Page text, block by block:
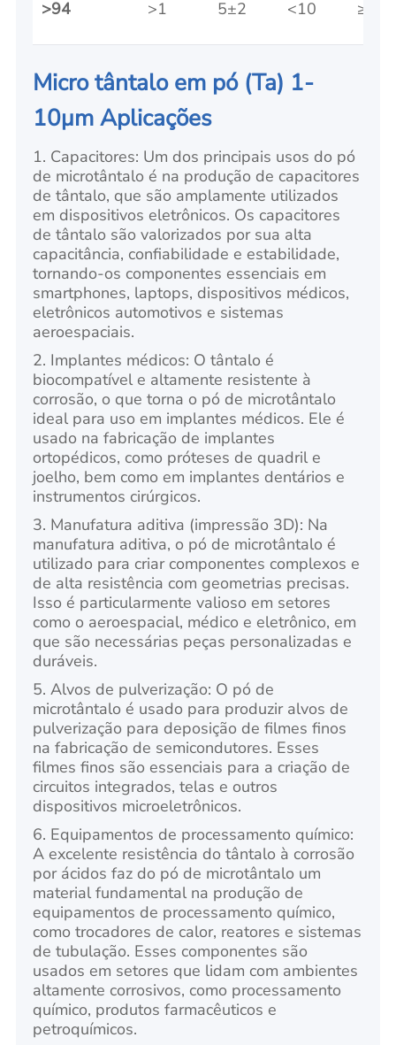
>94 >1 5±2 <10
Micro tântalo em pó (Ta) 1-
10μm Aplicações
1. Capacitores: Um dos principais usos do pó
de microtântalo é na produção de capacitores
de tântalo, que são amplamente utilizados
em dispositivos eletrônicos. Os capacitores
de tântalo são valorizados por sua alta
capacitância, confiabilidade e estabilidade,
tornando-os componentes essenciais em
smartphones, laptops, dispositivos médicos,
eletrônicos automotivos e sistemas
aeroespaciais.
2. Implantes médicos: O tântalo é
biocompatível e altamente resistente à
corrosão, o que torna o pó de microtântalo
ideal para uso em implantes médicos. Ele é
usado na fabricação de implantes
ortopédicos, como próteses de quadril e
joelho, bem como em implantes dentários e
instrumentos cirúrgicos.
3. Manufatura aditiva (impressão 3D): Na
manufatura aditiva, o pó de microtântalo é
utilizado para criar componentes complexos e
de alta resistência com geometrias precisas.
Isso é particularmente valioso em setores
como o aeroespacial, médico e eletrônico, em
que são necessárias peças personalizadas e
duráveis.
5. Alvos de pulverização: O pó de
microtântalo é usado para produzir alvos de
pulverização para deposição de filmes finos
na fabricação de semicondutores. Esses
filmes finos são essenciais para a criação de
circuitos integrados, telas e outros
dispositivos microeletrônicos.
6. Equipamentos de processamento químico:
A excelente resistência do tântalo à corrosão
por ácidos faz do pó de microtântalo um
material fundamental na produção de
equipamentos de processamento químico,
como trocadores de calor, reatores e sistemas
de tubulação. Esses componentes são
usados em setores que lidam com ambientes
altamente corrosivos, como processamento
químico, produtos farmacêuticos e
petroquímicos.